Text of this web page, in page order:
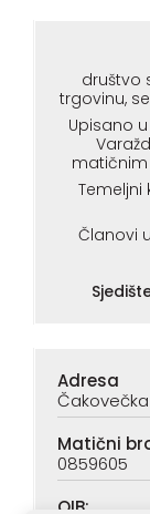
društvo
trgovinu,
Upisano
Članovi
Adresa
Čakovečka
Matični
0859605
OIB: